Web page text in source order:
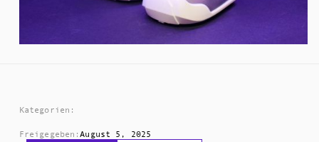
Kategorien:
Freigegeben:August 5, 2025